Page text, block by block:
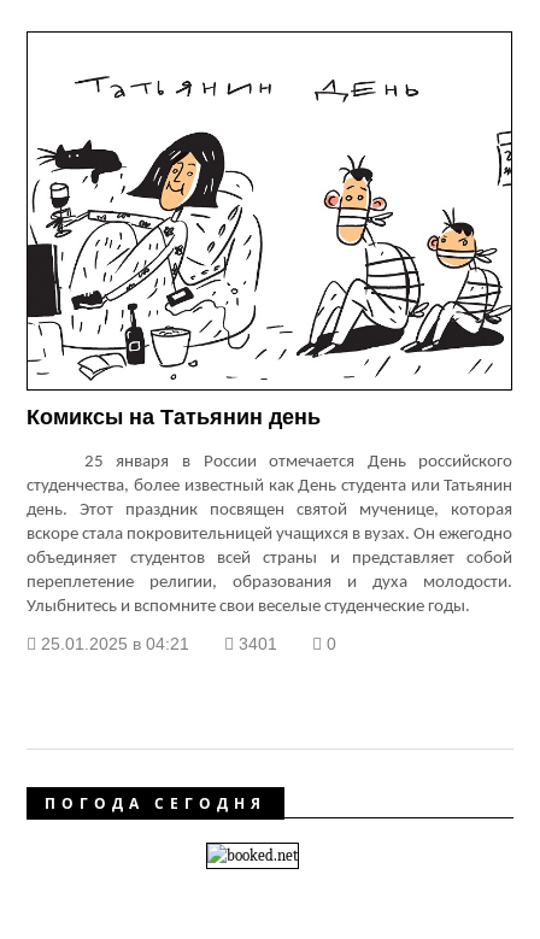
Комиксы на Татьянин день
25 января в России отмечается День российского
студенчества, более известный как День студента или Татьянин
день. Этот праздник посвящен святой мученице, которая
вскоре стала покровительницей учащихся в вузах. Он ежегодно
объединяет студентов всей страны и представляет собой
переплетение религии, образования и духа молодости.
Улыбнитесь и вспомните свои веселые студенческие годы.
25.01.2025 в 04:21 3401 0
ПОГОДА СЕГОДНЯ